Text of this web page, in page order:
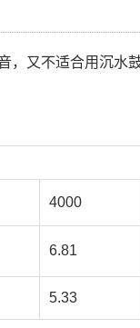
，又不适合用沉水
4000
6.81
5.33